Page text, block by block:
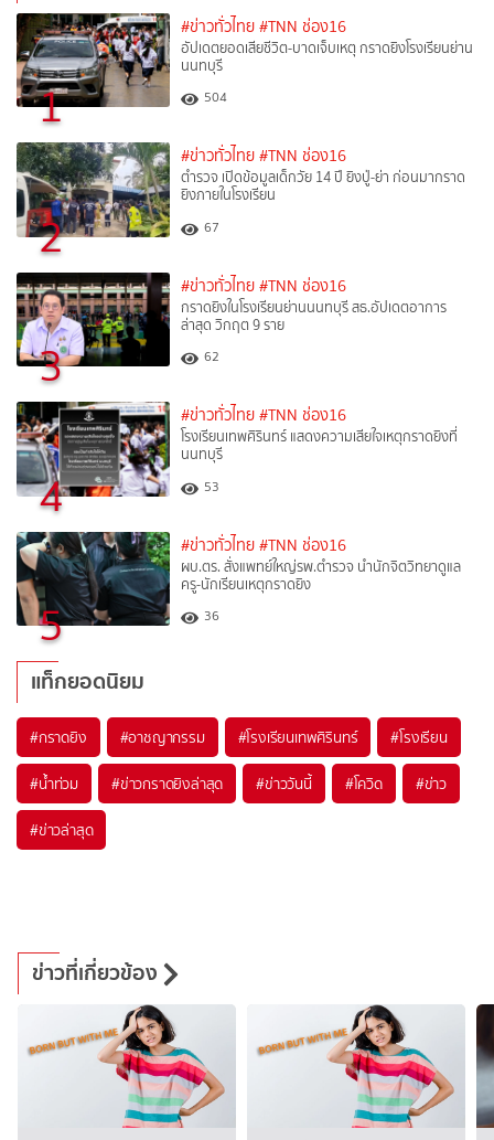
1
#ข่าวทั่วไทย #TNN ช่อง16
อัปเดตยอดเสียชีวิต-บาดเจ็บเหตุ กราดยิงโรงเรียนย่าน
นนทบุรี
504
2
#ข่าวทั่วไทย #TNN ช่อง16
ตำรวจ เปิดข้อมูลเด็กวัย 14 ปี ยิงปู่-ย่า ก่อนมากราด
ยิงภายในโรงเรียน
67
3
#ข่าวทั่วไทย #TNN ช่อง16
กราดยิงในโรงเรียนย่านนนทบุรี สธ.อัปเดตอาการ
ล่าสุด วิกฤต 9 ราย
62
4
#ข่าวทั่วไทย #TNN ช่อง16
โรงเรียนเทพศิรินทร์ แสดงความเสียใจเหตุกราดยิงที่
นนทบุรี
53
5
#ข่าวทั่วไทย #TNN ช่อง16
ผบ.ตร. สั่งแพทย์ใหญ่รพ.ตำรวจ นำนักจิตวิทยาดูแล
ครู-นักเรียนเหตุกราดยิง
36
แท็กยอดนิยม
#กราดยิง #อาชญากรรม #โรงเรียนเทพศิรินทร์ #โรงเรียน
#น้ำท่วม #ข่าวกราดยิงล่าสุด #ข่าววันนี้ #โควิด #ข่าว
#ข่าวล่าสุด
ข่าวที่เกี่ยวข้อง